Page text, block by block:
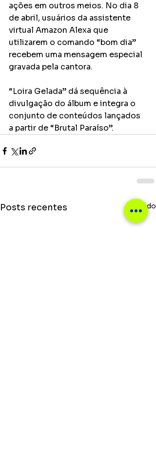
ações em outros meios. No dia 8
de abril, usuários da assistente
virtual Amazon Alexa que
utilizarem o comando “bom dia”
recebem uma mensagem especial
gravada pela cantora.
“Loira Gelada” dá sequência à
divulgação do álbum e integra o
conjunto de conteúdos lançados
a partir de “Brutal Paraíso”.
Posts recentes Ver tudo